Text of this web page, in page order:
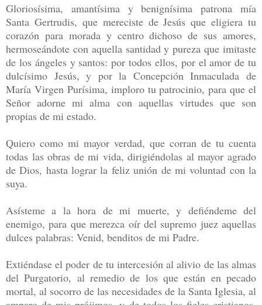
Gloriosísima, amantísima y benignísima patrona mía
Santa Gertrudis, que mereciste de Jesús que eligiera tu
corazón para morada y centro dichoso de sus amores,
hermoseándote con aquella santidad y pureza que imitaste
de los ángeles y santos: por todos ellos, por el amor de tu
dulcísimo Jesús, y por la Concepción Inmaculada de
María Virgen Purísima, imploro tu patrocinio, para que el
Señor adorne mi alma con aquellas virtudes que son
propias de mi estado.
Quiero como mi mayor verdad, que corran de tu cuenta
todas las obras de mi vida, dirigiéndolas al mayor agrado
de Dios, hasta lograr la feliz unión de mi voluntad con la
suya.
Asísteme a la hora de mi muerte, y defiéndeme del
enemigo, para que merezca oír del supremo juez aquellas
dulces palabras: Venid, benditos de mi Padre.
Extiéndase el poder de tu intercesión al alivio de las almas
del Purgatorio, al remedio de los que están en pecado
mortal, al socorro de las necesidades de la Santa Iglesia, al